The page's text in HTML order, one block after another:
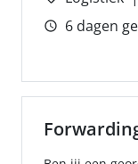
6 dagen